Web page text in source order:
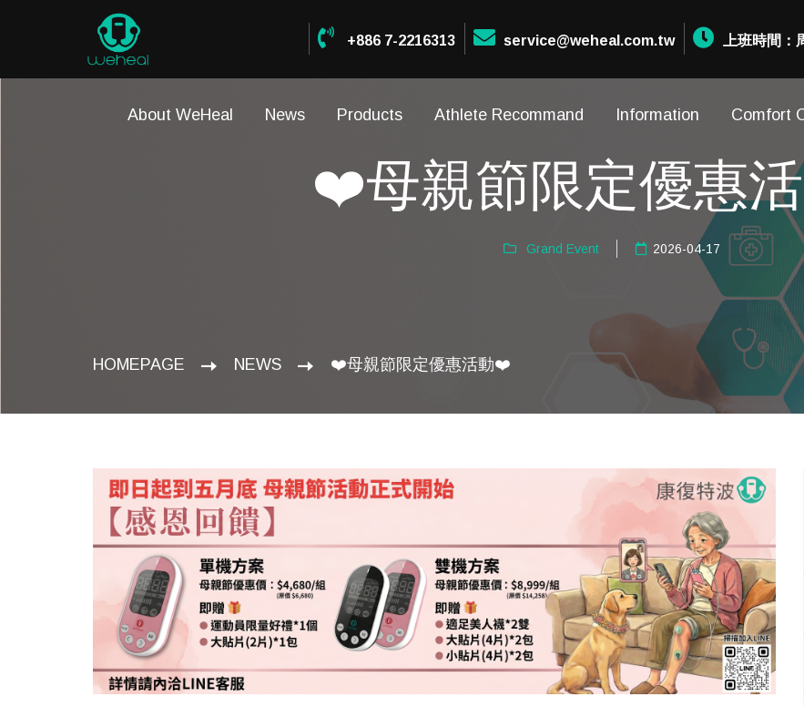
+886 7-2216313 service@weheal.com.tw 上班時間：
About WeHeal News Products Athlete Recommand Information Comfort
❤️母親節限定優惠
Grand Event 2026-04-17
HOMEPAGE NEWS ❤️母親節限定優惠活動❤️